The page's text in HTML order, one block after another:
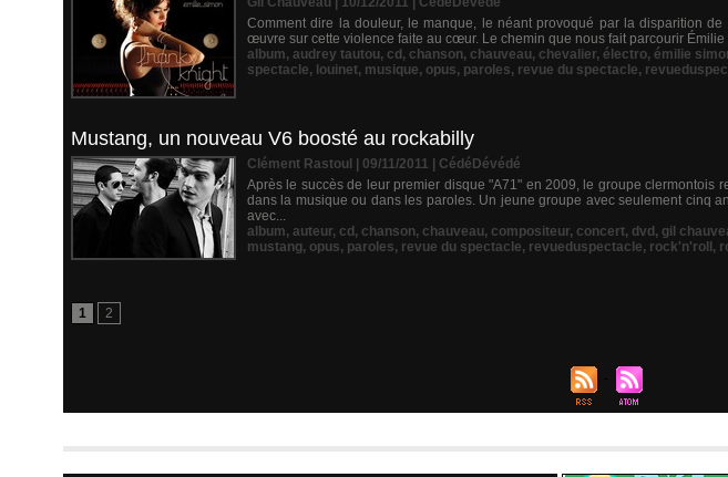
Comment dire la douleur, le manque, le néant provoqué par la disparition
œuvre sur cette violence faite au cœur. Le chemin que nous fait parcourir
album, audrey tautou, cd , chanson, chauveau, chevalier, électro, émilie
spectacle, louinet, musique, opus, paroles, revue du spectacle,
Mustang, un nouveau V6 boosté au rockabilly
Clément Rastoul | 09/11/2011
CédéDévédé
Après le succès de leur premier disque "A71" en 2009, le groupe clermontois
dans la musique ou dans les paroles. Un jeune groupe avec seulement cinq
avec...
album, auteur, cd , chanson, chauveau, compositeur, concert, dvd , gil
mustang, opus, paroles, revue du spectacle, revueduspectacle, rock'n'roll ,
1 2